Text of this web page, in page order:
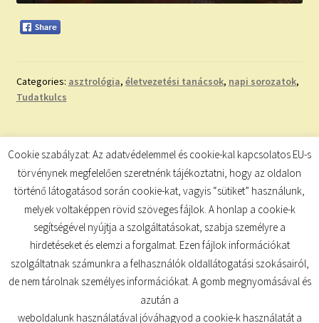
Categories: asztrológia, életvezetési tanácsok, napi sorozatok,
Tudatkulcs
Bejegyzés
navigáció
post:
post:
© TUDATKULCS 2026
Cookie szabályzat: Az adatvédelemmel és cookie-kal kapcsolatos EU-s
törvénynek megfelelően szeretnénk tájékoztatni, hogy az oldalon
történő látogatásod során cookie-kat, vagyis “sütiket” használunk,
melyek voltaképpen rövid szöveges fájlok. A honlap a cookie-k
segítségével nyújtja a szolgáltatásokat, szabja személyre a
hirdetéseket és elemzi a forgalmat. Ezen fájlok információkat
szolgáltatnak számunkra a felhasználók oldallátogatási szokásairól,
de nem tárolnak személyes információkat. A gomb megnyomásával és
azután a
weboldalunk használatával jóváhagyod a cookie-k használatát a